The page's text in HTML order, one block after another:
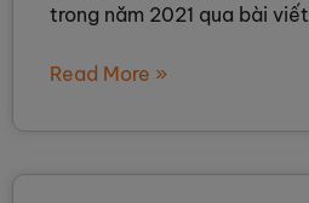
trong năm 2021 qua bài viết
Read More »